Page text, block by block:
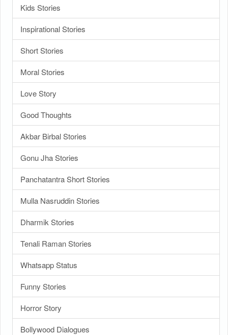
Kids Stories
Inspirational Stories
Short Stories
Moral Stories
Love Story
Good Thoughts
Akbar Birbal Stories
Gonu Jha Stories
Panchatantra Short Stories
Mulla Nasruddin Stories
Dharmik Stories
Tenali Raman Stories
Whatsapp Status
Funny Stories
Horror Story
Bollywood Dialogues